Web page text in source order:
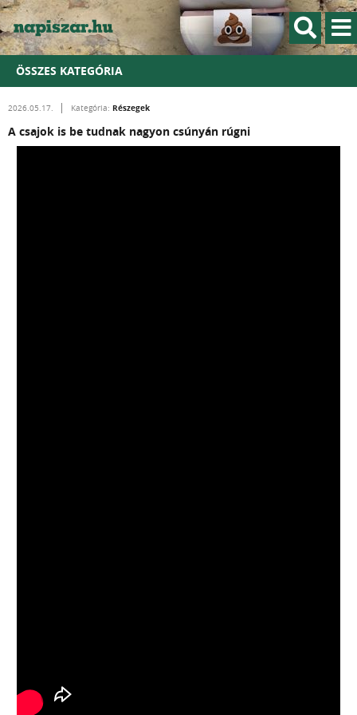
ÖSSZES KATEGÓRIA
2026.05.17. Kategória: Részegek
A csajok is be tudnak nagyon csúnyán rúgni